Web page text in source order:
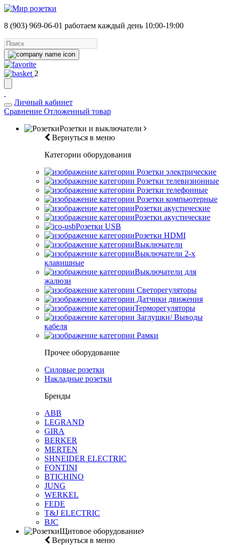
8 (903) 969-06-01 работаем каждый день 10:00-19:00
2
Личный кабинет
Сравнение Отложенный товар
Розетки и выключатели
Вернуться в меню
Категории оборудования
Розетки электрические
Розетки телевизионные
Розетки телефонные
Розетки компьютерные
Розетки акустические
Розетки акустические
Розетки USB
Розетки HDMI
Выключатели
Выключатели 2-х
клавишные
Выключатели для
жалюзи
Светорегуляторы
Датчики движения
Терморегуляторы
Заглушки/ Выводы
кабеля
Рамки
Прочее оборудование
Силовые розетки
Накладные розетки
Бренды
ABB
LEGRAND
GIRA
BERKER
MERTEN
SHNEIDER ELECTRIC
FONTINI
BTICHINO
JUNG
WERKEL
FEDE
T&J ELECTRIC
BJC
Щитовое оборудование
Вернуться в меню